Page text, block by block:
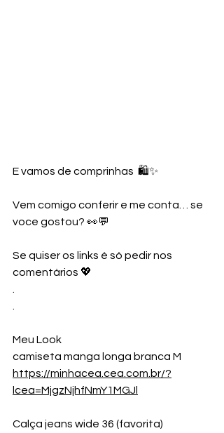
E vamos de comprinhas  🛍️✨
Vem comigo conferir e me conta… se
voce gostou? 👀💬
Se quiser os links é só pedir nos
comentários 💖
Meu Look
camiseta manga longa branca M
https://minhacea.cea.com.br/?
lcea=MjgzNjhfNmY1MGJl
Calça jeans wide 36 (favorita)